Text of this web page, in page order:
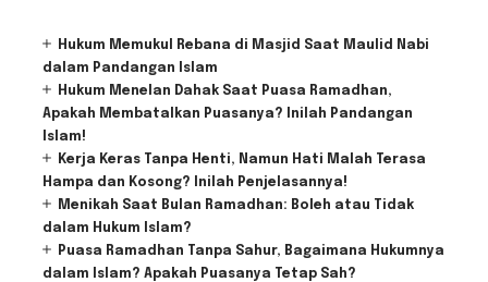
Hukum Memukul Rebana di Masjid Saat Maulid Nabi
dalam Pandangan Islam
Hukum Menelan Dahak Saat Puasa Ramadhan,
Apakah Membatalkan Puasanya? Inilah Pandangan
Islam!
Kerja Keras Tanpa Henti, Namun Hati Malah Terasa
Hampa dan Kosong? Inilah Penjelasannya!
Menikah Saat Bulan Ramadhan: Boleh atau Tidak
dalam Hukum Islam?
Puasa Ramadhan Tanpa Sahur, Bagaimana Hukumnya
dalam Islam? Apakah Puasanya Tetap Sah?